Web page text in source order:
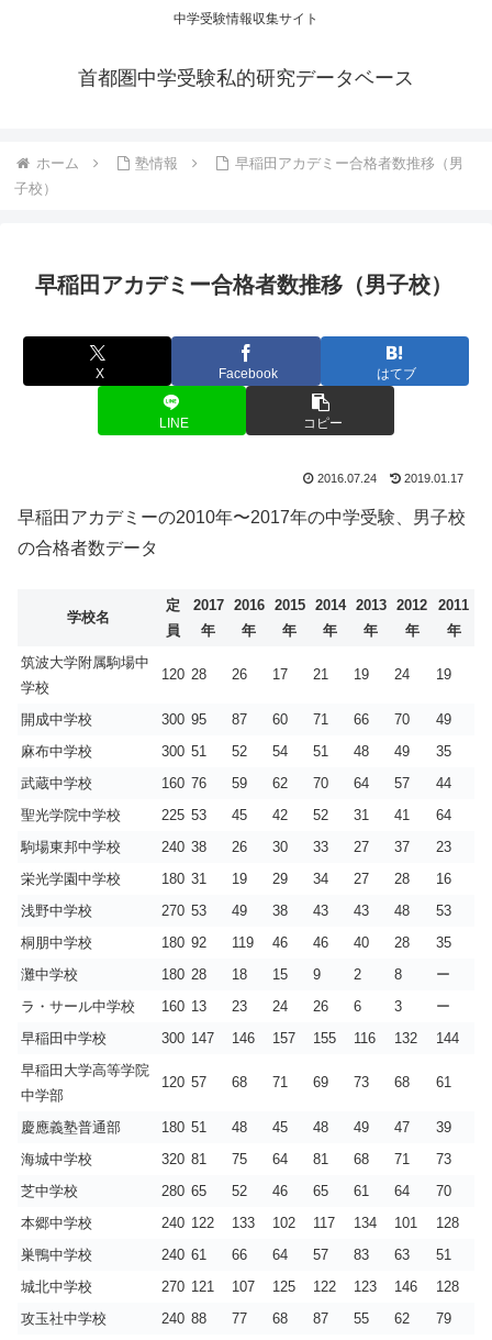
中学受験情報収集サイト
首都圏中学受験私的研究データベース
ホーム 塾情報
早稲田アカデミー合格者数推移（男
子校）
早稲田アカデミー合格者数推移（男子校）
X Facebook はてブ
LINE コピー
2016.07.24 2019.01.17
早稲田アカデミーの2010年〜2017年の中学受験、男子校
の合格者数データ
学校名
定
員
2017
年
2016
年
2015
年
2014
年
2013
年
2012
年
2011
年
筑波大学附属駒場中
学校
120 28 26 17 21 19 24 19
開成中学校 300 95 87 60 71 66 70
49
麻布中学校
300 51 52 54 51 48 49
35
武蔵中学校
160 76 59 62 70 64 57
44
聖光学院中学校
225 53 45 42 52 31 41
64
駒場東邦中学校
240 38 26 30 33 27 37
23
栄光学園中学校
180 31 19 29 34 27 28
16
浅野中学校
270 53 49 38 43 43 48
53
桐朋中学校
180 92 119 46 46 40 28
35
灘中学校
180 28 18 15 9 2 8
ー
ラ・サール中学校
160 13 23 24 26 6 3
ー
早稲田中学校
300 147 146 157 155 116 132
144
早稲田大学高等学院
中学部
120 57 68 71 69 73 68 61
慶應義塾普通部 180 51 48 45 48 49 47
39
海城中学校
320 81 75 64 81 68 71
73
芝中学校
280 65 52 46 65 61 64
70
本郷中学校
240 122 133 102 117 134 101
128
巣鴨中学校
240 61 66 64 57 83 63
51
城北中学校
270 121 107 125 122 123 146
128
攻玉社中学校
240 88 77 68 87 55 62
79